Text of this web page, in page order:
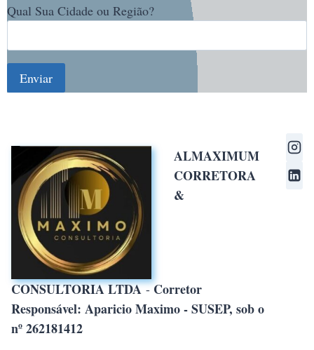
Qual Sua Cidade ou Região?
ALMAXIMUM
CORRETORA
&
CONSULTORIA LTDA-Corretor
Responsável: Aparicio Maximo - SUSEP, sob o
nº 262181412